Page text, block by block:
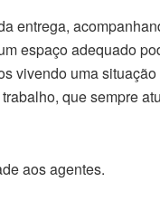
entrega,
espaço adequado
vivendo uma
que sempre
aos agentes.